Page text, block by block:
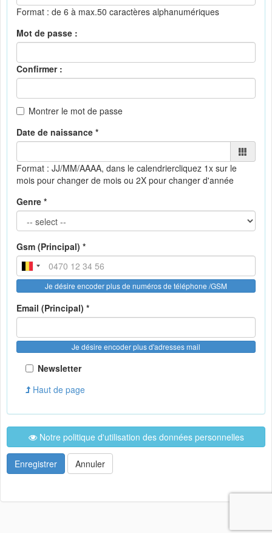
Format : de 6 à max.50 caractères alphanumériques
Mot de passe :
Confirmer :
Montrer le mot de passe
Date de naissance *
Format : JJ/MM/AAAA, dans le calendriercliquez 1x sur le
mois pour changer de mois ou 2X pour changer d'année
Genre *
Gsm (Principal) *
Je désire encoder plus de numéros de téléphone /GSM
Email (Principal) *
Je désire encoder plus d'adresses mail
Newsletter
Haut de page
Notre politique d'utilisation des données personnelles
Enregistrer Annuler